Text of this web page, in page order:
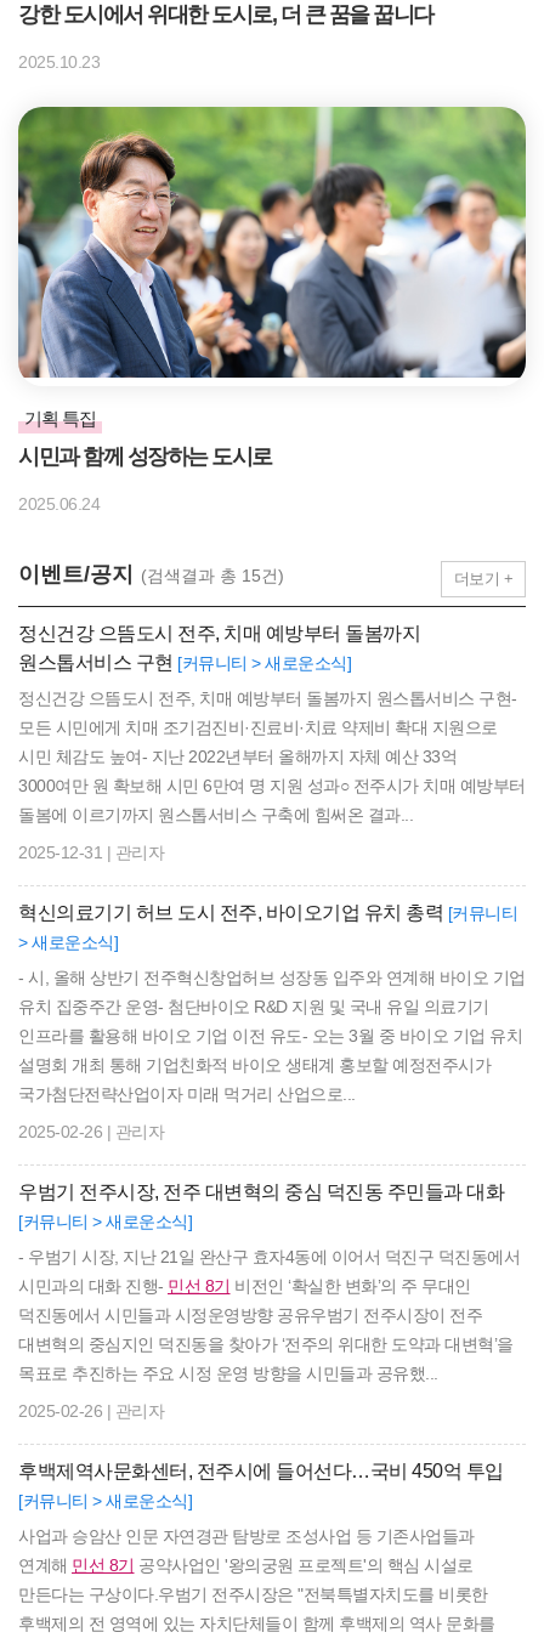
강한 도시에서 위대한 도시로, 더 큰 꿈을 꿉니다
2025.10.23
기획 특집
시민과 함께 성장하는 도시로
2025.06.24
이벤트/공지 (검색결과 총 15건) 더보기 +
정신건강 으뜸도시 전주, 치매 예방부터 돌봄까지
원스톱서비스 구현 [커뮤니티 > 새로운소식]
정신건강 으뜸도시 전주, 치매 예방부터 돌봄까지 원스톱서비스 구현-
모든 시민에게 치매 조기검진비·진료비·치료 약제비 확대 지원으로
시민 체감도 높여- 지난 2022년부터 올해까지 자체 예산 33억
3000여만 원 확보해 시민 6만여 명 지원 성과○ 전주시가 치매 예방부터
돌봄에 이르기까지 원스톱서비스 구축에 힘써온 결과...
2025-12-31 | 관리자
혁신의료기기 허브 도시 전주, 바이오기업 유치 총력 [커뮤니티
> 새로운소식]
- 시, 올해 상반기 전주혁신창업허브 성장동 입주와 연계해 바이오 기업
유치 집중주간 운영- 첨단바이오 R&D 지원 및 국내 유일 의료기기
인프라를 활용해 바이오 기업 이전 유도- 오는 3월 중 바이오 기업 유치
설명회 개최 통해 기업친화적 바이오 생태계 홍보할 예정전주시가
국가첨단전략산업이자 미래 먹거리 산업으로...
2025-02-26 | 관리자
우범기 전주시장, 전주 대변혁의 중심 덕진동 주민들과 대화
[커뮤니티 > 새로운소식]
- 우범기 시장, 지난 21일 완산구 효자4동에 이어서 덕진구 덕진동에서
시민과의 대화 진행- 민선 8기 비전인 ‘확실한 변화’의 주 무대인
덕진동에서 시민들과 시정운영방향 공유우범기 전주시장이 전주
대변혁의 중심지인 덕진동을 찾아가 ‘전주의 위대한 도약과 대변혁’을
목표로 추진하는 주요 시정 운영 방향을 시민들과 공유했...
2025-02-26 | 관리자
후백제역사문화센터, 전주시에 들어선다…국비 450억 투입
[커뮤니티 > 새로운소식]
사업과 승암산 인문 자연경관 탐방로 조성사업 등 기존사업들과
연계해 민선 8기 공약사업인 '왕의궁원 프로젝트'의 핵심 시설로
만든다는 구상이다.우범기 전주시장은 "전북특별자치도를 비롯한
후백제의 전 영역에 있는 자치단체들이 함께 후백제의 역사 문화를